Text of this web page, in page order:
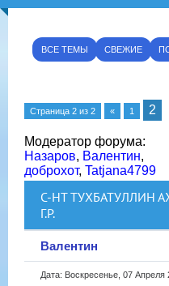
ВСЕ ТЕМЫ СВЕЖИЕ
Страница 2 из 2 « 1 2
Модератор форума:
Назаров, Валентин,
доброхот, Tatjana4799
С-НТ ТУХБАТУЛЛИН
Г.Р.
Валентин
Дата: Воскресенье, 07